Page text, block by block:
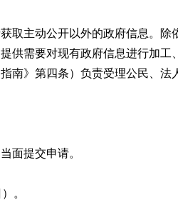
取主动公开以外的政府信息。除
供需要对现有政府信息进行加工
南》第四条）负责受理公民、法
面提交申请。
。